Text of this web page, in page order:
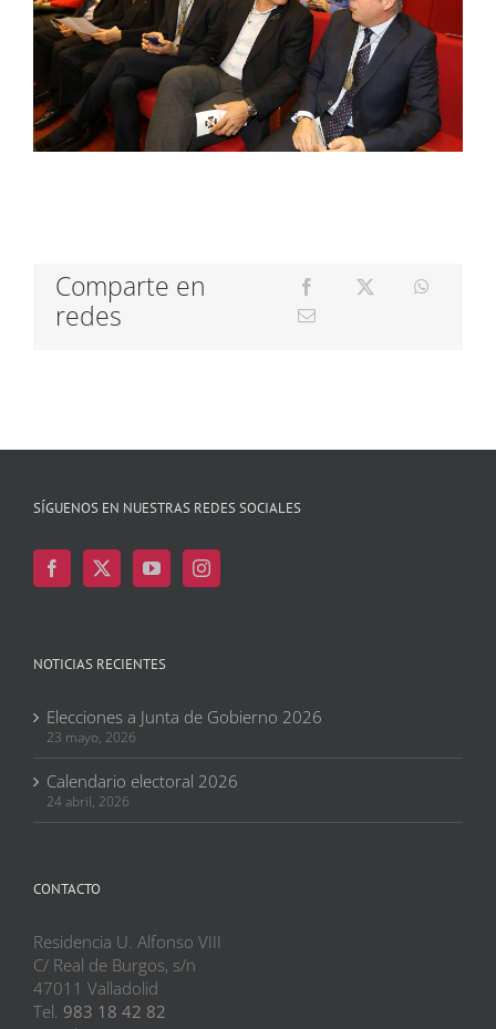
Comparte en
redes
SÍGUENOS EN NUESTRAS REDES SOCIALES
NOTICIAS RECIENTES
Elecciones a Junta de Gobierno 2026
23 mayo, 2026
Calendario electoral 2026
24 abril, 2026
CONTACTO
Residencia U. Alfonso VIII
C/ Real de Burgos, s/n
47011 Valladolid
Tel. 983 18 42 82